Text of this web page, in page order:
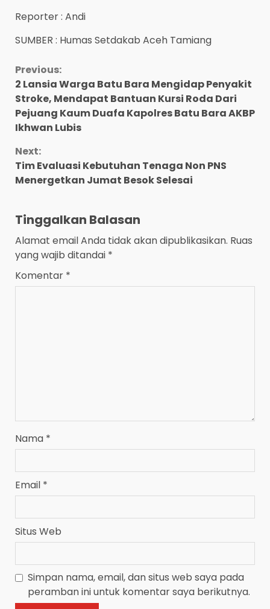
Reporter : Andi
SUMBER : Humas Setdakab Aceh Tamiang
Continue
Reading
Previous:
2 Lansia Warga Batu Bara Mengidap Penyakit
Stroke, Mendapat Bantuan Kursi Roda Dari
Pejuang Kaum Duafa Kapolres Batu Bara AKBP
Ikhwan Lubis
Next:
Tim Evaluasi Kebutuhan Tenaga Non PNS
Menergetkan Jumat Besok Selesai
Tinggalkan Balasan
Alamat email Anda tidak akan dipublikasikan. Ruas
yang wajib ditandai *
Komentar *
Nama *
Email *
Situs Web
Simpan nama, email, dan situs web saya pada
peramban ini untuk komentar saya berikutnya.